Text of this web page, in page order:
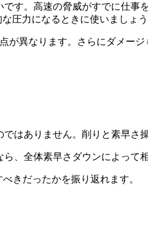
す。高速の脅威がすでに仕
圧力になるときに使いましょう
が異なります。さらにダメー
はありません。削りと素早さ
、全体素早さダウンによって
きだったかを振り返れます。